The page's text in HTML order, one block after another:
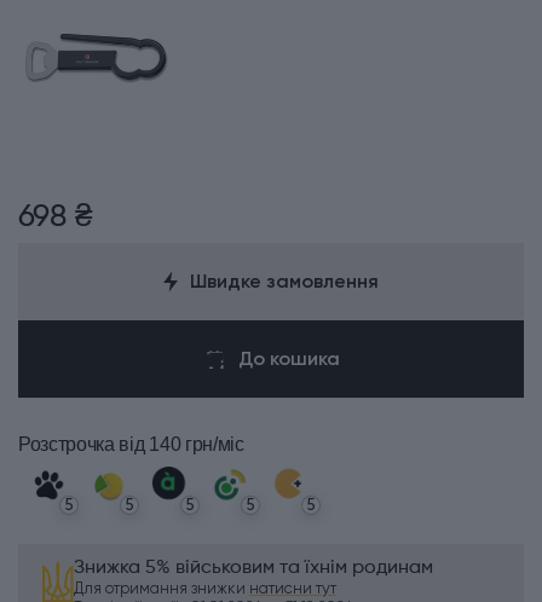
698 ₴
Швидке замовлення
До кошика
Розстрочка від 140 грн/міс
5 5 5 5 5
Знижка 5% військовим та їхнім родинам
Для отримання знижки натисни тут